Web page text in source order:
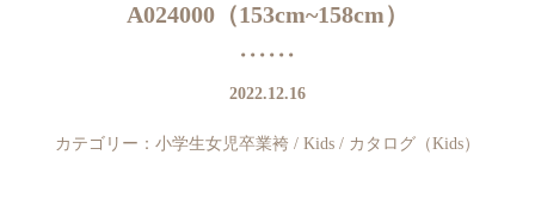
A024000（153cm~158cm）
2022.12.16
カテゴリー： 小学生女児卒業袴 / Kids / カタログ（Kids）